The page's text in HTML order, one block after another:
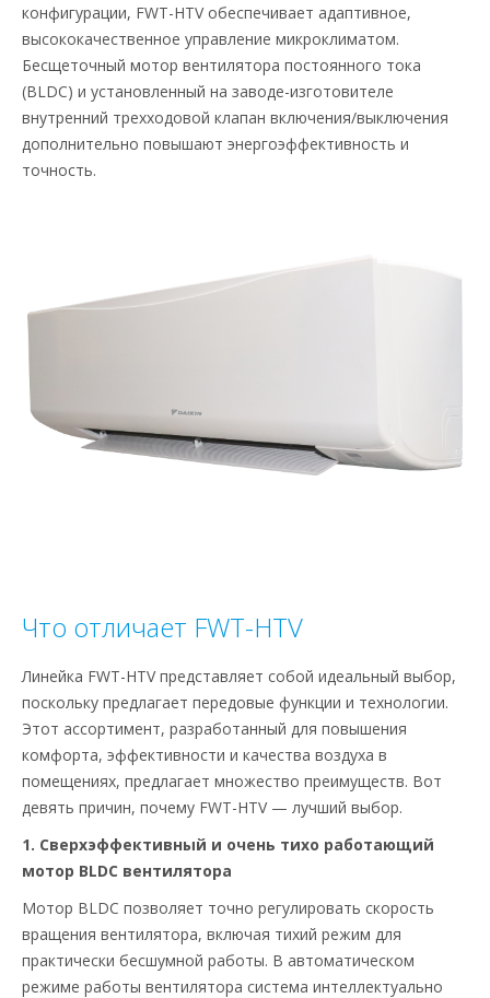
конфигурации, FWT-HTV обеспечивает адаптивное,
высококачественное управление микроклиматом.
Бесщеточный мотор вентилятора постоянного тока
(BLDC) и установленный на заводе-изготовителе
внутренний трехходовой клапан включения/выключения
дополнительно повышают энергоэффективность и
точность.
Что отличает FWT-HTV
Линейка FWT-HTV представляет собой идеальный выбор,
поскольку предлагает передовые функции и технологии.
Этот ассортимент, разработанный для повышения
комфорта, эффективности и качества воздуха в
помещениях, предлагает множество преимуществ. Вот
девять причин, почему FWT-HTV — лучший выбор.
1. Сверхэффективный и очень тихо работающий
мотор BLDC вентилятора
Мотор BLDC позволяет точно регулировать скорость
вращения вентилятора, включая тихий режим для
практически бесшумной работы. В автоматическом
режиме работы вентилятора система интеллектуально